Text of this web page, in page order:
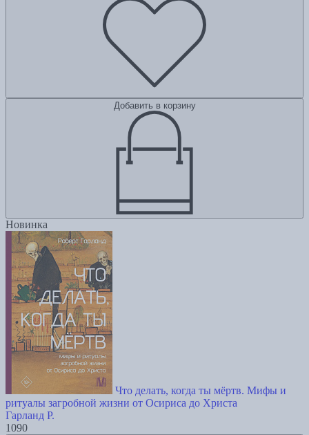
Добавить в корзину
Новинка
Что делать, когда ты мёртв. Мифы и
ритуалы загробной жизни от Осириса до Христа
Гарланд Р.
1090